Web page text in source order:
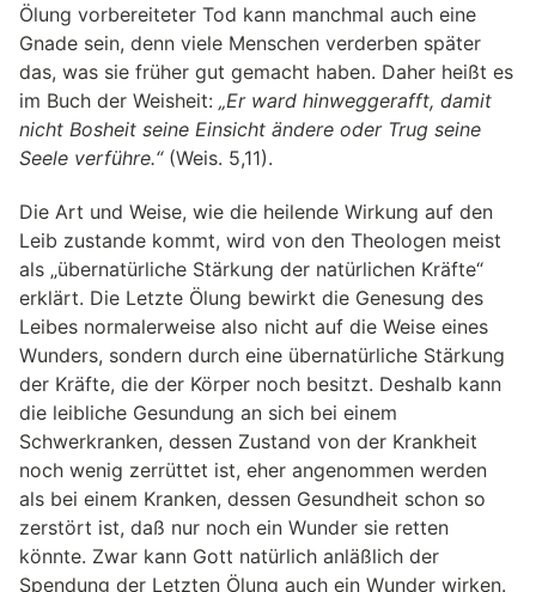
Ölung vorbereiteter Tod kann manchmal auch eine
Gnade sein, denn viele Menschen verderben später
das, was sie früher gut gemacht haben. Daher heißt es
im Buch der Weisheit: „Er ward hinweggerafft, damit
nicht Bosheit seine Einsicht ändere oder Trug seine
Seele verführe.“(Weis. 5,11).
Die Art und Weise, wie die heilende Wirkung auf den
Leib zustande kommt, wird von den Theologen meist
als „übernatürliche Stärkung der natürlichen Kräfte“
erklärt. Die Letzte Ölung bewirkt die Genesung des
Leibes normalerweise also nicht auf die Weise eines
Wunders, sondern durch eine übernatürliche Stärkung
der Kräfte, die der Körper noch besitzt. Deshalb kann
die leibliche Gesundung an sich bei einem
Schwerkranken, dessen Zustand von der Krankheit
noch wenig zerrüttet ist, eher angenommen werden
als bei einem Kranken, dessen Gesundheit schon so
zerstört ist, daß nur noch ein Wunder sie retten
könnte. Zwar kann Gott natürlich anläßlich der
Spendung der Letzten Ölung auch ein Wunder wirken.